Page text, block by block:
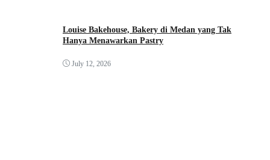
Louise Bakehouse, Bakery di Medan yang Tak
Hanya Menawarkan Pastry
July 12, 2026